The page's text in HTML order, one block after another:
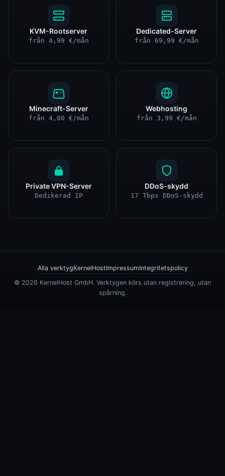
KVM-Rootserver
från 4,99 €/mån
Dedicated-Server
från 69,99 €/mån
Minecraft-Server
från 4,00 €/mån
Webhosting
från 3,99 €/mån
Private VPN-Server
Dedikerad IP
DDoS-skydd
17 Tbps DDoS-skydd
Alla verktygKernelHostImpressumIntegritetspolicy
© 2026 KernelHost GmbH. Verktygen körs utan registrering, utan
spårning.